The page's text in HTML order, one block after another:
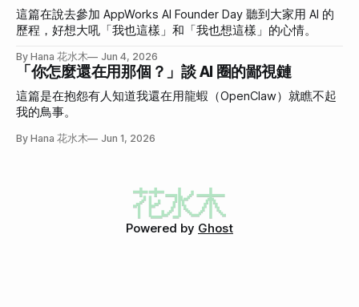
這篇在說去參加 AppWorks AI Founder Day 聽到大家用 AI 的
歷程，好想大吼「我也這樣」和「我也想這樣」的心情。
By Hana 花水木 Jun 4, 2026
「你怎麼還在用那個？」談 AI 圈的鄙視鏈
這篇是在抱怨有人知道我還在用龍蝦（OpenClaw）就瞧不起
我的鳥事。
By Hana 花水木 Jun 1, 2026
Powered by Ghost